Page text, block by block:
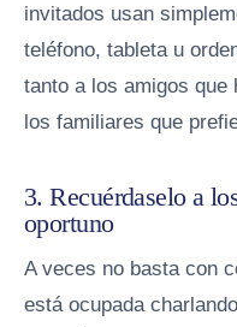
invitados usan
teléfono, tableta u
tanto a los amigos que
los familiares que
3. Recuérdaselo a
oportuno
A veces no basta con
está ocupada